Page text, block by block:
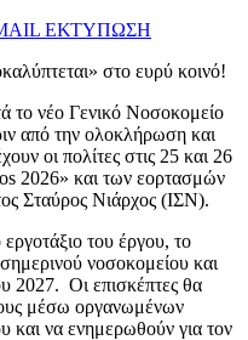
ΕΚΤΥΠΩΣΗ
το νέο Γενικό Νοσοκομείο
από την ολοκλήρωση και
οι πολίτες στις 25 και 26
2026» και των εορτασμών
Σταύρος Νιάρχος (ΙΣΝ).
του έργου, το
νοσοκομείου και
2027. Οι επισκέπτες θα
μέσω οργανωμένων
και να ενημερωθούν για τον